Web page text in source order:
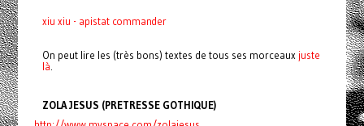
xiu xiu - apistat commander
On peut lire les (très bons) textes de tous ses morceaux juste
là.
ZOLA JESUS (PRETRESSE GOTHIQUE)